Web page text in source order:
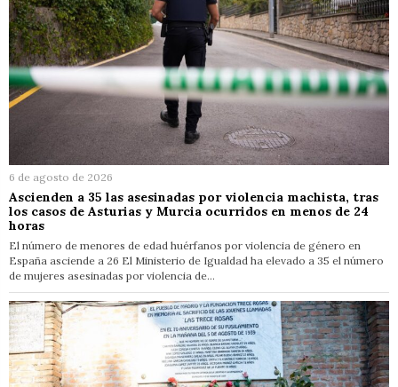
6 de agosto de 2026
Ascienden a 35 las asesinadas por violencia machista, tras
los casos de Asturias y Murcia ocurridos en menos de 24
horas
El número de menores de edad huérfanos por violencia de género en
España asciende a 26 El Ministerio de Igualdad ha elevado a 35 el número
de mujeres asesinadas por violencia de…